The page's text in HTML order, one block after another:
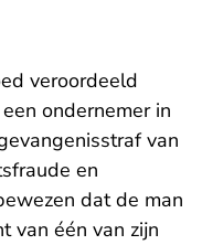
veroordeeld
ondernemer in
van
en
dat de man
van één van zijn